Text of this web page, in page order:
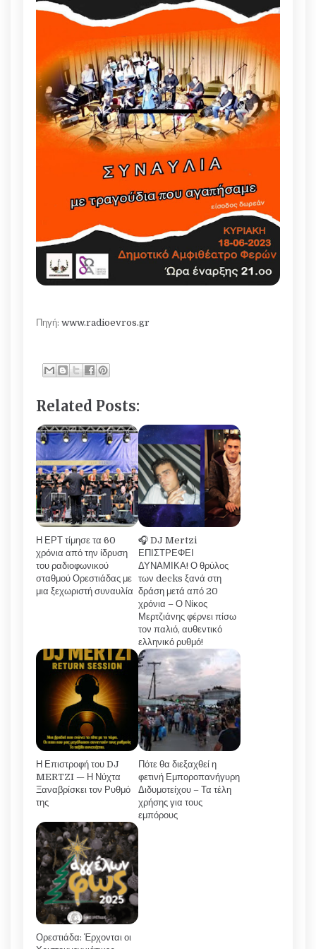
Πηγή: www.radioevros.gr
Related Posts:
Η ΕΡΤ τίμησε τα 60
χρόνια από την ίδρυση
του ραδιοφωνικού
σταθμού Ορεστιάδας με
μια ξεχωριστή συναυλία
🎧 DJ Mertzi
ΕΠΙΣΤΡΕΦΕΙ
ΔΥΝΑΜΙΚΑ! Ο θρύλος
των decks ξανά στη
δράση μετά από 20
χρόνια – Ο Νίκος
Μερτζιάνης φέρνει πίσω
τον παλιό, αυθεντικό
ελληνικό ρυθμό!
Η Επιστροφή του DJ
MERTZI — Η Νύχτα
Ξαναβρίσκει τον Ρυθμό
της
Πότε θα διεξαχθεί η
φετινή Εμποροπανήγυρη
Διδυμοτείχου – Τα τέλη
χρήσης για τους
εμπόρους
Ορεστιάδα: Έρχονται οι